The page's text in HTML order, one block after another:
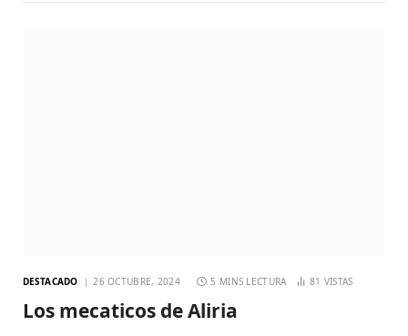
DESTACADO 26 OCTUBRE, 2024 5 MINS LECTURA 81 VISTAS
Los mecaticos de Aliria